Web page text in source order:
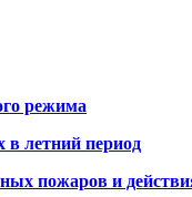
режима
летний период
пожаров и